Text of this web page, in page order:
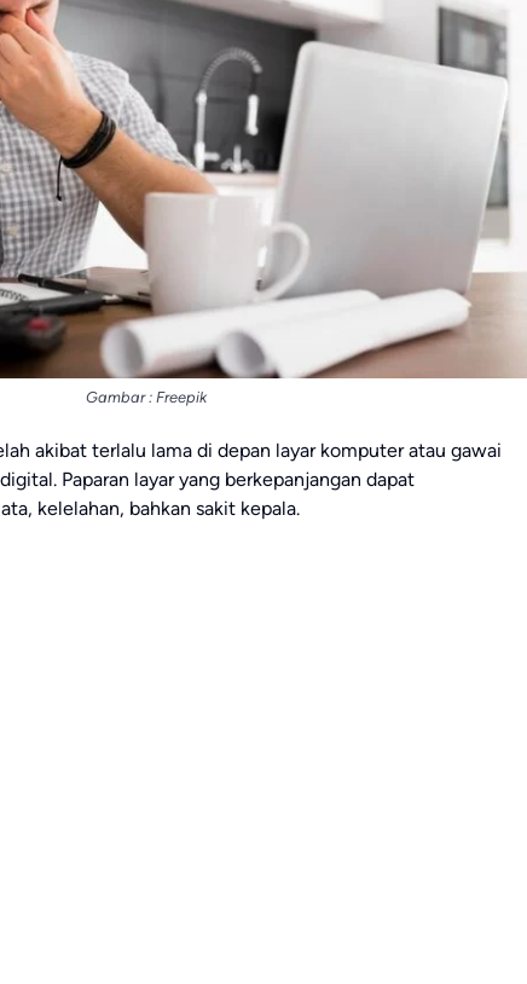
Gambar : Freepik
akibat terlalu lama di depan layar komputer atau gawai
Paparan layar yang berkepanjangan dapat
kelelahan, bahkan sakit kepala.